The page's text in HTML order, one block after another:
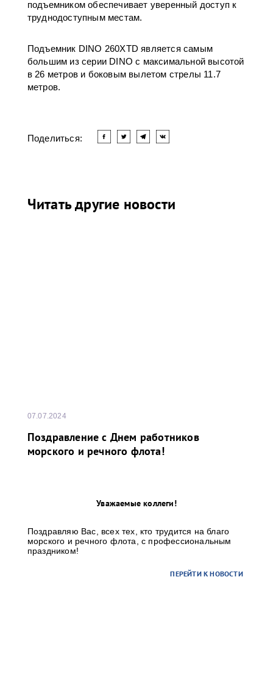
подъемником обеспечивает уверенный доступ к
труднодоступным местам.
Подъемник DINO 260XTD является самым
большим из серии DINO с максимальной высотой
в 26 метров и боковым вылетом стрелы 11.7
метров.
Поделиться:
Читать другие новости
07.07.2024
Поздравление с Днем работников
морского и речного флота!
Уважаемые коллеги!
Поздравляю Вас, всех тех, кто трудится на благо
морского и речного флота, с профессиональным
праздником!
ПЕРЕЙТИ К НОВОСТИ